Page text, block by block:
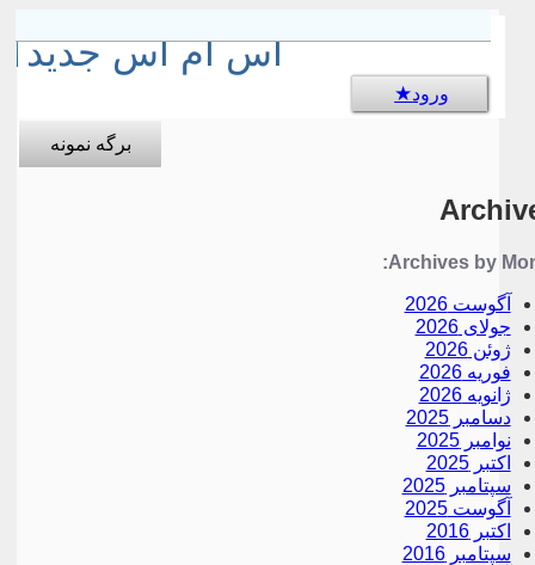
اس ام اس جدید
ورود
برگه نمونه
Archives by
آگوست 2026
جولای 2026
ژوئن 2026
فوریه 2026
ژانویه 2026
دسامبر 2025
نوامبر 2025
اکتبر 2025
سپتامبر 2025
آگوست 2025
اکتبر 2016
سپتامبر 2016